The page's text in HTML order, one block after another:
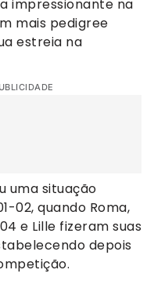
impressionante na
mais pedigree
estreia na
uma situação
02, quando Roma,
e Lille fizeram suas
depois